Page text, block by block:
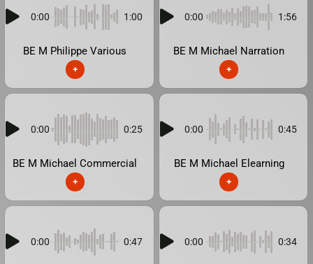
0:00 1:00
BE M Philippe Various
+
0:00 1:56
BE M Michael Narration
+
0:00 0:25
BE M Michael Commercial
+
0:00 0:45
BE M Michael Elearning
+
0:00 0:47 0:00 0:34